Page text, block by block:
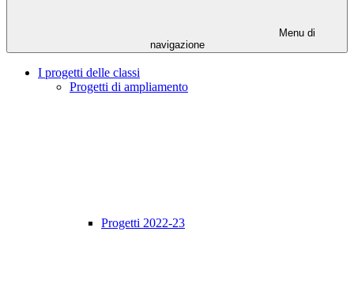
Menu di
navigazione
I progetti delle classi
Progetti di ampliamento
Progetti 2022-23